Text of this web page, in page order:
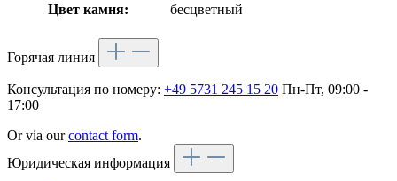
Цвет камня:
бесцветный
Горячая линия
Консультация по номеру: +49 5731 245 15 20 Пн-Пт, 09:00 -
17:00
Or via ourcontact form.
Юридическая информация